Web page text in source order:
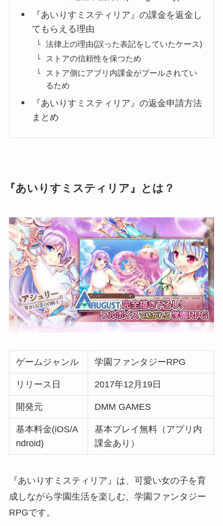
『あいりすミスティリア』の課金を返金し
てもらえる理由
法律上の理由(誤った表記をしていたケース)
ストアの信頼性を保つため
ストア側にアプリ内課金がプールされてい
るため
『あいりすミスティリア』の返金申請方法
まとめ
『あいりすミスティリア』とは？
ゲームジャンル 学園ファンタジーRPG
リリース日 2017年12月19日
開発元 DMM GAMES
基本料金(iOS/A
ndroid)
基本プレイ無料（アプリ内
課金あり）
『あいりすミスティリア』は、可愛い女の子を育
成しながら学園生活を楽しむ、学園ファンタジー
RPGです。